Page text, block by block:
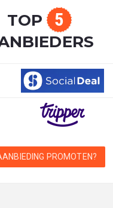
TOP 5
PROMOTEN?